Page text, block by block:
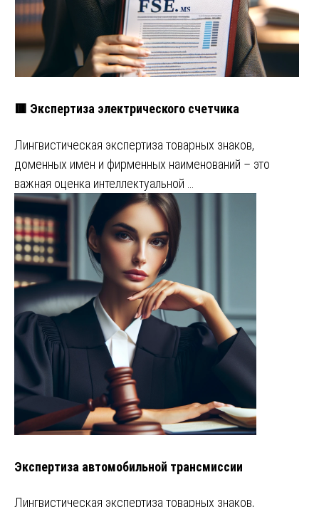
🟥 Экспертиза электрического счетчика
Лингвистическая экспертиза товарных знаков,
доменных имен и фирменных наименований – это
важная оценка интеллектуальной …
Экспертиза автомобильной трансмиссии
Лингвистическая экспертиза товарных знаков,